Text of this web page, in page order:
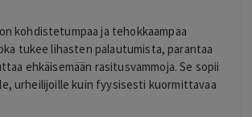
kohdistetumpaa ja tehokkaampaa
tukee lihasten palautumista, parantaa
ehkäisemään rasitusvammoja. Se sopii
urheilijoille kuin fyysisesti kuormittavaa